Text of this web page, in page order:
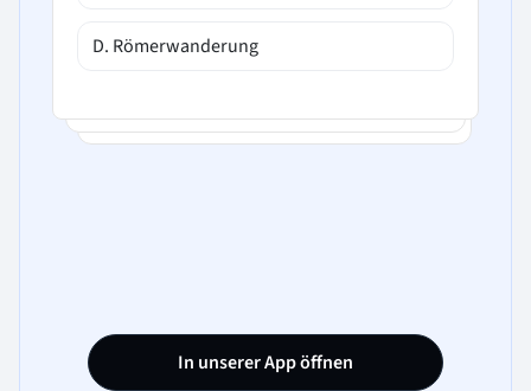
D. Römerwanderung
In unserer App öffnen